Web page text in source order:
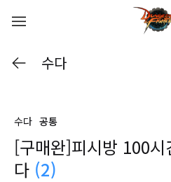
수다
수다 공통
[구매완]피시방 100
다 (2)